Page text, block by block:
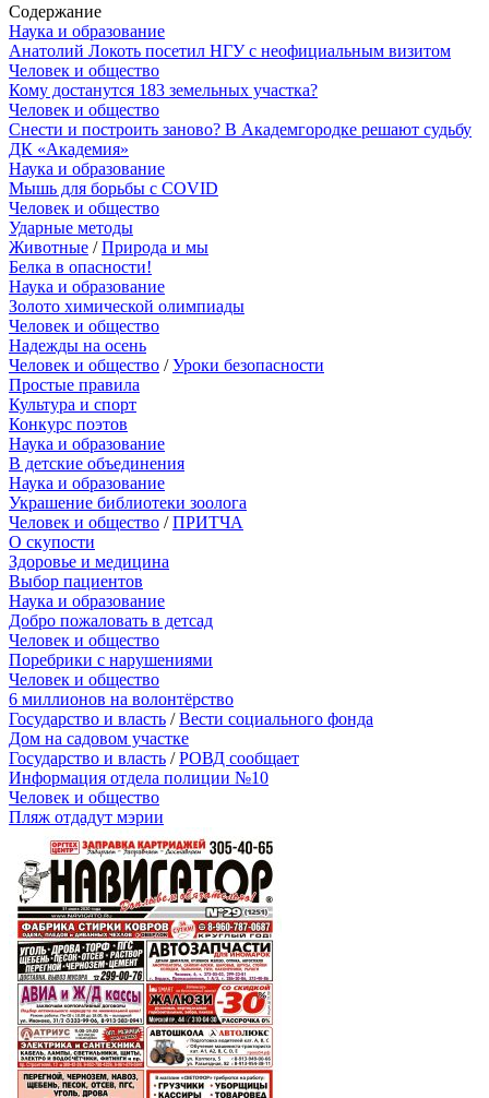
Содержание
Наука и образование
Анатолий Локоть посетил НГУ с неофициальным визитом
Человек и общество
Кому достанутся 183 земельных участка?
Человек и общество
Снести и построить заново? В Академгородке решают судьбу
ДК «Академия»
Наука и образование
Мышь для борьбы с COVID
Человек и общество
Ударные методы
Животные /Природа и мы
Белка в опасности!
Наука и образование
Золото химической олимпиады
Человек и общество
Надежды на осень
Человек и общество /Уроки безопасности
Простые правила
Культура и спорт
Конкурс поэтов
Наука и образование
В детские объединения
Наука и образование
Украшение библиотеки зоолога
Человек и общество /ПРИТЧА
О скупости
Здоровье и медицина
Выбор пациентов
Наука и образование
Добро пожаловать в детсад
Человек и общество
Поребрики с нарушениями
Человек и общество
6 миллионов на волонтёрство
Государство и власть /Вести социального фонда
Дом на садовом участке
Государство и власть /РОВД сообщает
Информация отдела полиции №10
Человек и общество
Пляж отдадут мэрии